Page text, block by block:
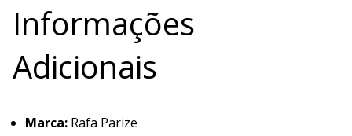
Informações
Adicionais
Marca: Rafa Parize